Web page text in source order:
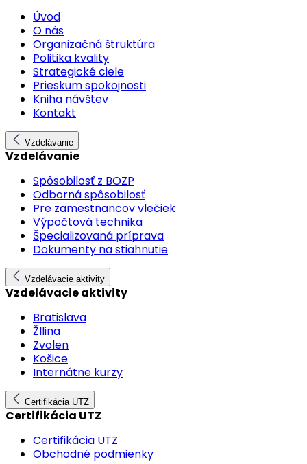
Úvod
O nás
Organizačná štruktúra
Politika kvality
Strategické ciele
Prieskum spokojnosti
Kniha návštev
Kontakt
Vzdelávanie
Vzdelávanie
Spôsobilosť z BOZP
Odborná spôsobilosť
Pre zamestnancov vlečiek
Výpočtová technika
Špecializovaná príprava
Dokumenty na stiahnutie
Vzdelávacie aktivity
Vzdelávacie aktivity
Bratislava
ŽIlina
Zvolen
Košice
Internátne kurzy
Certifikácia UTZ
Certifikácia UTZ
Certifikácia UTZ
Obchodné podmienky